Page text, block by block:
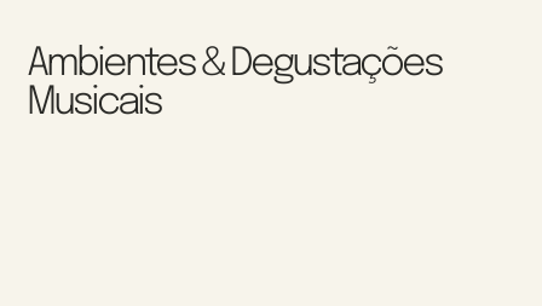
Ambientes & Degustações
Musicais